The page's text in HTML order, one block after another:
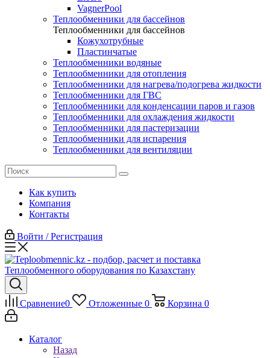
VagnerPool
Теплообменники для бассейнов
Теплообменники для бассейнов
Кожухотрубные
Пластинчатые
Теплообменники водяные
Теплообменники для отопления
Теплообменники для нагрева/подогрева жидкости
Теплообменники для ГВС
Теплообменники для конденсации паров и газов
Теплообменники для охлаждения жидкости
Теплообменники для пастеризации
Теплообменники для испарения
Теплообменники для вентиляции
Как купить
Компания
Контакты
Войти / Регистрация
Сравнение0 Отложенные 0 Корзина 0
Каталог
Назад